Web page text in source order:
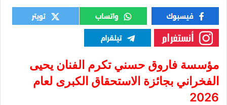
مؤسسة فاروق حسني تكرم الفنان يحيى
الفخراني بجائزة الاستحقاق الكبرى لعام
2026